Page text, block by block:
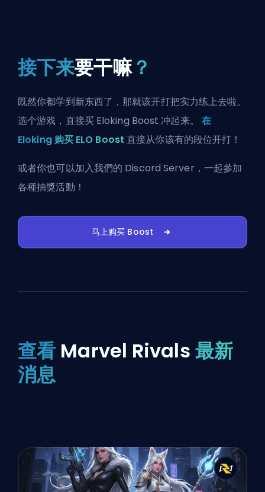
接下来要干嘛？
既然你都学到新东西了，那就该开打把实力练上去啦。
选个游戏，直接买 Eloking Boost 冲起来。 在
Eloking 购买 ELO Boost 直接从你该有的段位开打！
或者你也可以加入我們的 Discord Server ，一起參加
各種抽獎活動！
马上购买 Boost
查看 Marvel Rivals 最新
消息